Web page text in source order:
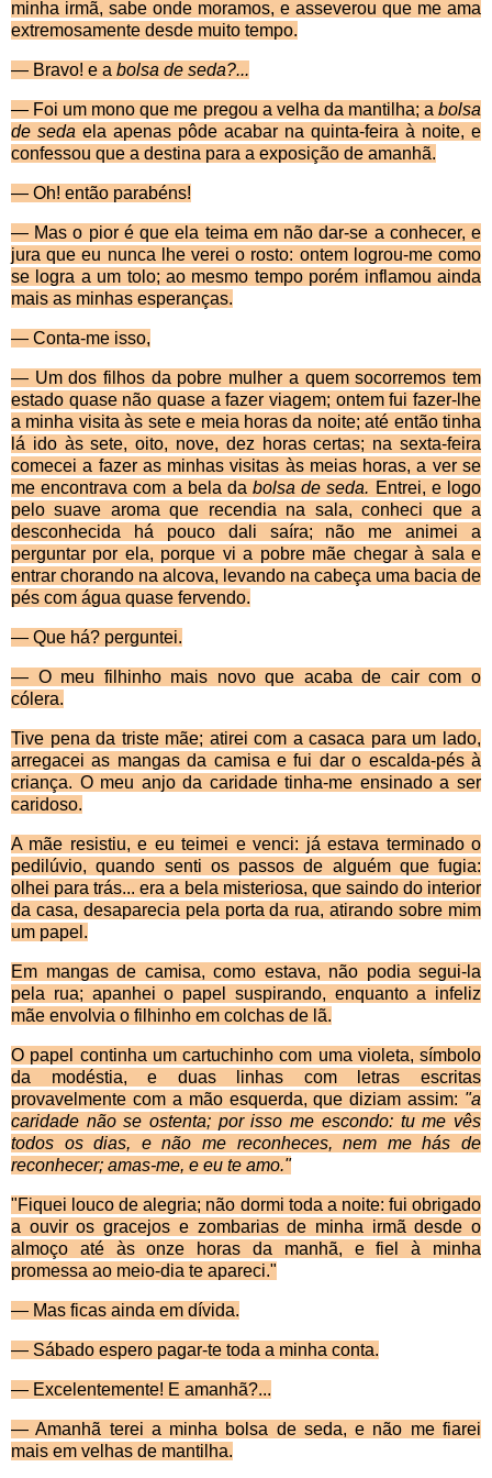
minha irmã, sabe onde moramos, e asseverou que me ama
extremosamente desde muito tempo.
— Bravo! e a bolsa de seda?...
— Foi um mono que me pregou a velha da mantilha; abolsa
de seda ela apenas pôde acabar na quinta-feira à noite, e
confessou que a destina para a exposição de amanhã.
— Oh! então parabéns!
— Mas o pior é que ela teima em não dar-se a conhecer, e
jura que eu nunca lhe verei o rosto: ontem logrou-me como
se logra a um tolo; ao mesmo tempo porém inflamou ainda
mais as minhas esperanças.
— Conta-me isso,
— Um dos filhos da pobre mulher a quem socorre­mos tem
estado quase não quase a fazer viagem; ontem fui fazer-lhe
a minha visita às sete e meia horas da noite; até então tinha
lá ido às sete, oito, nove, dez horas certas; na sexta-feira
comecei a fazer as minhas visitas às meias horas, a ver se
me encontrava com a bela dabolsa de seda. Entrei, e logo
pelo suave aroma que recendia na sala, conheci que a
desconhecida há pouco dali saíra; não me animei a
perguntar por ela, porque vi a pobre mãe chegar à sala e
entrar chorando na alcova, levando na cabeça uma bacia de
pés com água quase fervendo.
— Que há? perguntei.
— O meu filhinho mais novo que acaba de cair com o
cólera.
Tive pena da triste mãe; atirei com a casaca para um lado,
arregacei as mangas da camisa e fui dar o escalda-pés à
criança. O meu anjo da caridade tinha-me ensinado a ser
caridoso.
A mãe resistiu, e eu teimei e venci: já estava ter­minado o
pedilúvio, quando senti os passos de alguém que fugia:
olhei para trás... era a bela misteriosa, que saindo do interior
da casa, desaparecia pela porta da rua, atirando sobre mim
um papel.
Em mangas de camisa, como estava, não podia segui-la
pela rua; apanhei o papel suspirando, enquanto a infeliz
mãe envolvia o filhinho em colchas de lã.
O papel continha um cartuchinho com uma violeta, símbolo
da modéstia, e duas linhas com letras escritas
provavelmente com a mão esquerda, que diziam assim: "a
caridade não se ostenta; por isso me escondo: tu me vês
todos os dias, e não me reconheces, nem me hás de
reconhecer; amas-me, e eu te amo."
"Fiquei louco de alegria; não dormi toda a noite: fui obrigado
a ouvir os gracejos e zombarias de minha irmã desde o
almoço até às onze horas da manhã, e fiel à minha
promessa ao meio-dia te apareci."
— Mas ficas ainda em dívida.
— Sábado espero pagar-te toda a minha conta.
— Excelentemente! E amanhã?...
— Amanhã terei a minha bolsa de seda, e não me fiarei
mais em velhas de mantilha.